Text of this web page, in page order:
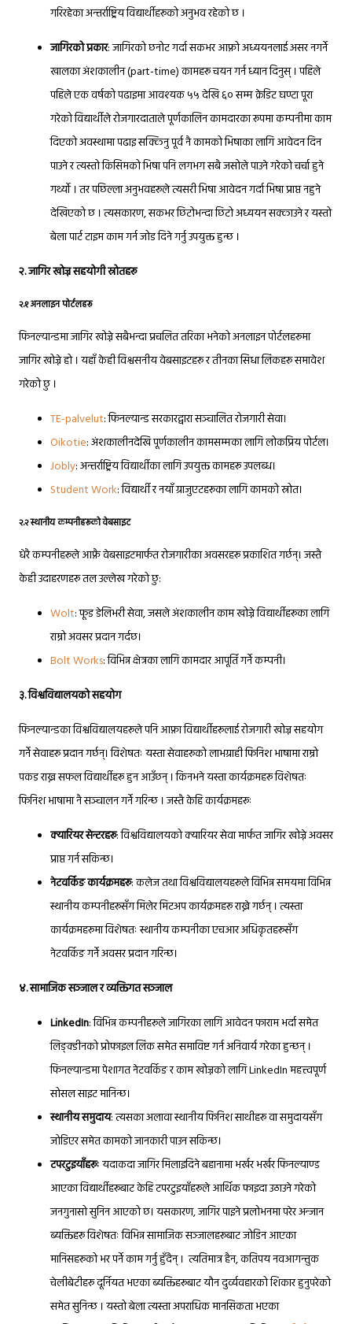
गरिरहेका अन्तर्राष्ट्रिय विद्यार्थीहरूको अनुभव रहेको छ ।
जागिरको प्रकार: जागिरको छनोट गर्दा सकभर आफ्नो अध्ययनलाई असर नगर्ने
खालका अंशकालीन (part-time) कामहरू चयन गर्न ध्यान दिनुस् । पहिले
पहिले एक वर्षको पढाइमा आवश्यक५५देखि६०सम्म क्रेडिट घण्टा पूरा
गरेको विद्यार्थीले रोजगारदाताले पूर्णकालिन कामदारका रूपमा कम्पनीमा काम
दिएको अवस्थामा पढाइ सक्किनु पूर्व नै कामको भिषाका लागि आवेदन दिन
पाउने र त्यस्तो किसिमको भिषा पनि लगभग सबै जसोले पाउने गरेको चर्चा हुने
गर्थ्यो । तर पछिल्ला अनुभवहरूले त्यसरी भिषा आवेदन गर्दा भिषा प्राप्त नहुने
देखिएको छ । त्यसकारण, सकभर छिटोभन्दा छिटो अध्ययन सक्काउने र यस्तो
बेला पार्ट टाइम काम गर्न जोड दिने गर्नु उपयुक्त हुन्छ ।
२. जागिर खोज्न सहयोगी स्रोतहरू
२.१अनलाइन पोर्टलहरू
फिनल्यान्डमा जागिर खोज्ने सबैभन्दा प्रचलित तरिका भनेको अनलाइन पोर्टलहरूमा
जागिर खोज्ने हो । यहाँ केही विश्वसनीय वेबसाइटहरू र तीनका सिधा लिंकहरू समावेश
गरेको छु ।
TE-palvelut: फिनल्यान्ड सरकारद्वारा सञ्चालित रोजगारी सेवा।
Oikotie: अंशकालीनदेखि पूर्णकालीन कामसम्मका लागि लोकप्रिय पोर्टल।
Jobly: अन्तर्राष्ट्रिय विद्यार्थीका लागि उपयुक्त कामहरू उपलब्ध।
Student Work: विद्यार्थी र नयाँ ग्राजुएटहरूका लागि कामको स्रोत।
२.२स्थानीय कम्पनीहरूको वेबसाइट
धेरै कम्पनीहरूले आफ्नै वेबसाइटमार्फत रोजगारीका अवसरहरू प्रकाशित गर्छन्। जस्तै
केही उदाहरणहरू तल उल्लेख गरेको छु:
Wolt: फूड डेलिभरी सेवा, जसले अंशकालीन काम खोज्ने विद्यार्थीहरूका लागि
राम्रो अवसर प्रदान गर्दछ।
Bolt Works: विभिन्न क्षेत्रका लागि कामदार आपूर्ति गर्ने कम्पनी।
३. विश्वविद्यालयको सहयोग
फिनल्यान्डका विश्वविद्यालयहरूले पनि आफ्ना विद्यार्थीहरूलाई रोजगारी खोज्न सहयोग
गर्ने सेवाहरू प्रदान गर्छन्। विशेषतः यस्ता सेवाहरूको लाभग्राही फिनिश भाषामा राम्रो
पकड राख्न सफल विद्यार्थीहरू हुन आउँछन् । किनभने यस्ता कार्यक्रमहरू विशेषतः
फिनिश भाषामा नै सञ्चालन गर्ने गरिन्छ । जस्तै केहि कार्यक्रमहरूः
क्यारियर सेन्टरहरू: विश्वविद्यालयको क्यारियर सेवा मार्फत जागिर खोज्ने अवसर
प्राप्त गर्न सकिन्छ।
नेटवर्किङ कार्यक्रमहरू: कलेज तथा विश्वविद्यालयहरूले विभिन्न समयमा विभिन्न
स्थानीय कम्पनीहरूसँग मिलेर मिटअप कार्यक्रमहरू राख्ने गर्छन् । त्यस्ता
कार्यक्रमहरूमा विशेषतः स्थानीय कम्पनीका एचआर अधिकृतहरूसँग
नेटवर्किङ गर्ने अवसर प्रदान गरिन्छ।
४. सामाजिक सञ्जाल र व्यक्तिगत सञ्जाल
LinkedIn: विभिन्न कम्पनीहरूले जागिरका लागि आवेदन फाराम भर्दा समेत
लिङ्क्डीनको प्रोफाइल लिंक समेत समाविष्ट गर्न अनिवार्य गरेका हुन्छन् ।
फिनल्यान्डमा पेशागत नेटवर्किङ र काम खोज्नको लागि LinkedIn महत्त्वपूर्ण
सोसल साइट मानिन्छ।
स्थानीय समुदाय: त्यसका अलावा स्थानीय फिनिश साथीहरू वा समुदायसँग
जोडिएर समेत कामको जानकारी पाउन सकिन्छ।
टपरटुइयाँहरूःयदाकदा जागिर मिलाइदिने बहानामा भर्खर भर्खर फिनल्याण्ड
आएका विद्यार्थीहरूबाट केहि टपरटुइयाँहरूले आर्थिक फाइदा उठाउने गरेको
जनगुनासो सुनिन आएको छ। यसकारण, जागिर पाइने प्रलोभनमा परेर अन्जान
ब्यक्तिहरू विशेषतः विभिन्न सामाजिक सञ्जालहरूबाट जोडिन आएका
मानिसहरूको भर पर्ने काम गर्नु हुँदैन् । त्यतिमात्र हैन, कतिपय नवआगन्तुक
चेलीबेटीहरू दूर्नियत भएका ब्यक्तिहरूबाट यौन दुर्व्यवहारको शिकार हुनुपरेको
समेत सुनिन्छ । यस्तो बेला त्यस्ता अपराधिक मानसिकता भएका